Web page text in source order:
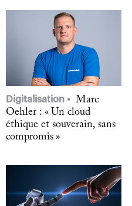
Digitalisation
Marc
Oehler : « Un cloud
éthique et souverain, sans
compromis »